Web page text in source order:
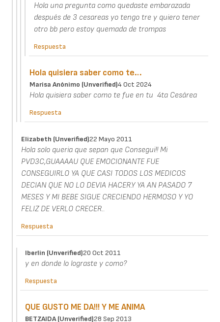
Hola una pregunta como quedaste embarazada
después de 3 cesareas yo tengo tre y quiero tener
otro bb pero estoy quemada de trompas
Respuesta
Hola quisiera saber como te…
Marisa Anónimo (unverified)4 Oct 2024
Hola quisiera saber como te fue en tu 4ta Cesárea
Respuesta
Elizabeth (unverified)22 Mayo 2011
Hola solo queria que sepan que Consegui!! Mi
PVD3C,GUAAAAU QUE EMOCIONANTE FUE
CONSEGUIRLO YA QUE CASI TODOS LOS MEDICOS
DECIAN QUE NO LO DEVIA HACER.Y YA AN PASADO 7
MESES Y MI BEBE SIGUE CRECIENDO HERMOSO Y YO
FELIZ DE VERLO CRECER..
Respuesta
Iberlin (unverified)20 Oct 2011
y en donde lo lograste y como?
Respuesta
QUE GUSTO ME DA!!! Y ME ANIMA
BETZAIDA (unverified)28 Sep 2013